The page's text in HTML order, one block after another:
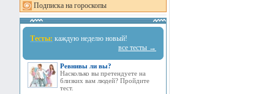
Подписка на гороскопы
Тесты: каждую неделю новый!
все тесты →
Ревнивы ли вы?
Насколько вы претендуете на
близких вам людей? Пройдите
тест.